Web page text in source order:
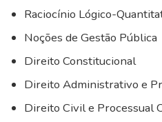
Raciocínio Lógico-
Noções de Gestão Pública
Direito Constitucional
Direito Administrativo e
Direito Civil e Processual